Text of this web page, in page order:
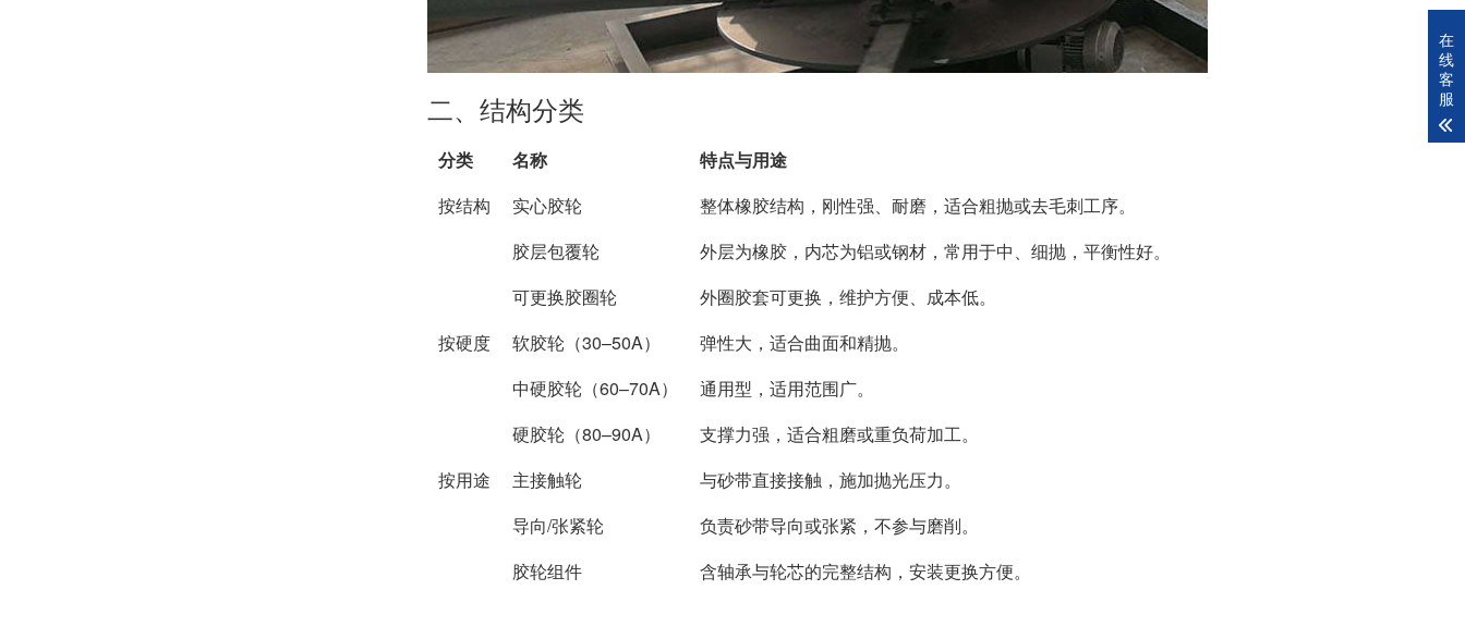
二、结构分类
分类 名称
特点与用途
按结构
实心胶轮
整体橡胶结构，刚性强、耐磨，适合粗抛或去毛刺工序。
胶层包覆轮
外层为橡胶，内芯为铝或钢材，常用于中、细抛，平衡性好。
可更换胶圈轮
外圈胶套可更换，维护方便、成本低。
按硬度
软胶轮（30–50A）
弹性大，适合曲面和精抛。
中硬胶轮（60–70A）
通用型，适用范围广。
硬胶轮（80–90A）
支撑力强，适合粗磨或重负荷加工。
按用途
主接触轮
与砂带直接接触，施加抛光压力。
导向/张紧轮
负责砂带导向或张紧，不参与磨削。
胶轮组件
含轴承与轮芯的完整结构，安装更换方便。
在
线
客
服